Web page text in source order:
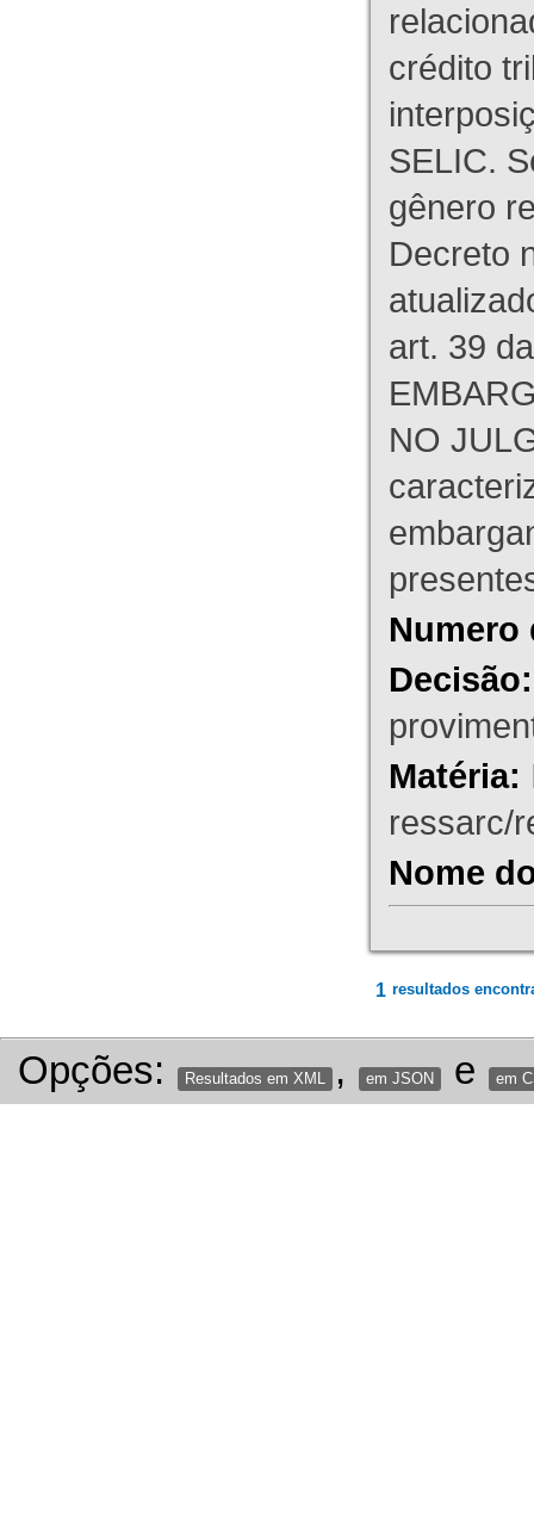
crédito
SELIC.
gênero
Decreto
art. 39
NO
Numero
Decisão:
Matéria:
ressarc/
Nome
1 resultados
Opções: Resultados em XML , em JSON e em